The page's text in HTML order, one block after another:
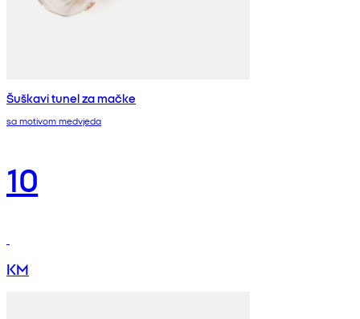
Šuškavi tunel za mačke
sa motivom medvjeda
10
KM